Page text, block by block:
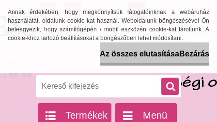
Annak érdekében, hogy megkönnyítsük látogatóinknak a webáruház
használatát, oldalunk cookie-kat használ. Weboldalunk böngészésével Ön
beleegyezik, hogy számítógépén / mobil eszközén cookie-kat tároljunk. A
cookie-khoz tartozó beállításokat a böngészőben lehet módosítani.
Az összes elutasításaBezárás
0 db / 0 Ft
Termékek Menü